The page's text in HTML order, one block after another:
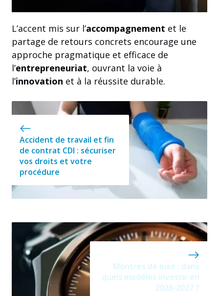
L’accent mis sur l’accompagnement et le
partage de retours concrets encourage une
approche pragmatique et efficace de
l’entrepreneuriat, ouvrant la voie à
l’innovation et à la réussite durable.
Accident de travail et fin
de contrat CDI : sécuriser
vos droits et votre
procédure
Montres de luxe : dans
quels modèles investir en
2026-2027 ?